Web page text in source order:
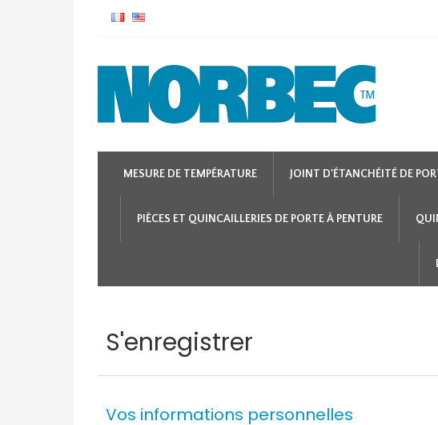
MESURE DE TEMPÉRATURE JOINT D'ÉTANCHÉITÉ DE
PIÈCES ET QUINCAILLERIES DE PORTE À PENTURE
S'enregistrer
Vos informations personnelles